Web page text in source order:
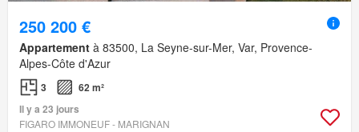
250 200 €
Appartement à 83500, La Seyne-sur-Mer, Var, Provence-
Alpes-Côte d'Azur
3
62 m²
Il y a 23 jours
FIGARO IMMONEUF - MARIGNAN